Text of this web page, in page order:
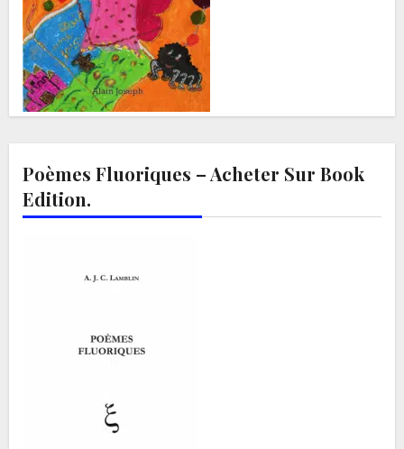
Poèmes Fluoriques – Acheter Sur Book
Edition.